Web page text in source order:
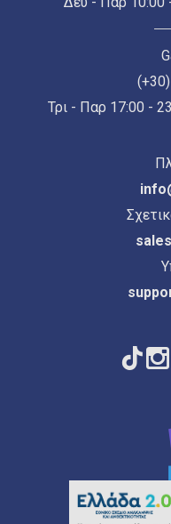
Τρι - Παρ 17:00 -